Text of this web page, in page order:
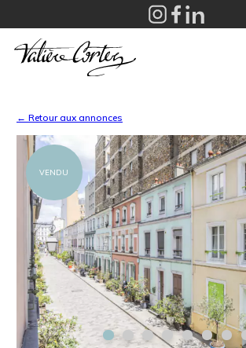
← Retour aux annonces
VENDU